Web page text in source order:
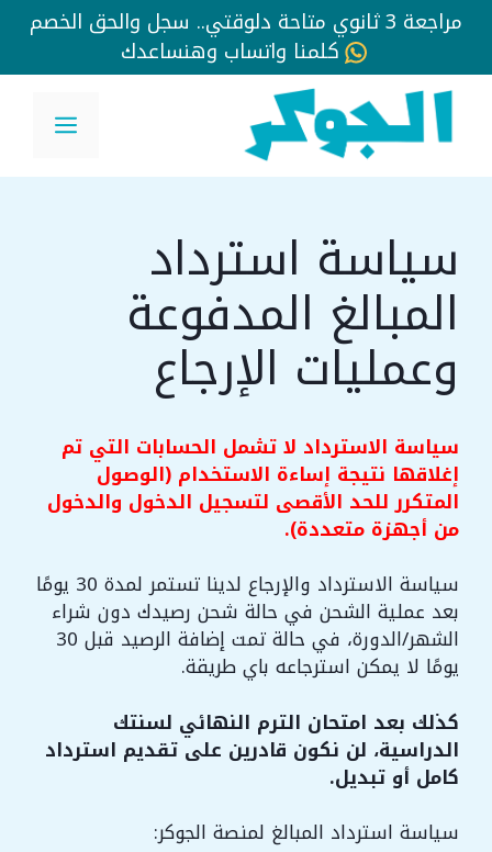
مراجعة 3 ثانوي متاحة دلوقتي.. سجل والحق الخصم
كلمنا واتساب وهنساعدك
انتقل
المحتوى
سياسة استرداد
المبالغ المدفوعة
وعمليات الإرجاع
سياسة الاسترداد لا تشمل الحسابات التي تم
إغلاقها نتيجة إساءة الاستخدام (الوصول
المتكرر للحد الأقصى لتسجيل الدخول والدخول
من أجهزة متعددة).
سياسة الاسترداد والإرجاع لدينا تستمر لمدة 30 يومًا
بعد عملية الشحن في حالة شحن رصيدك دون شراء
الشهر/الدورة، في حالة تمت إضافة الرصيد قبل 30
يومًا لا يمكن استرجاعه باي طريقة.
كذلك بعد امتحان الترم النهائي لسنتك
الدراسية، لن نكون قادرين على تقديم استرداد
كامل أو تبديل.
سياسة استرداد المبالغ لمنصة الجوكر: